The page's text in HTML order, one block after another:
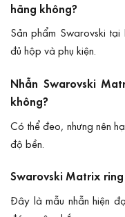
hãng không?
Sản phẩm Swarovski
đủ hộp và phụ kiện.
Nhẫn Swarovski
không?
Có thể đeo, nhưng nên
độ bền.
Swarovski Matrix
Đây là mẫu nhẫn hiện